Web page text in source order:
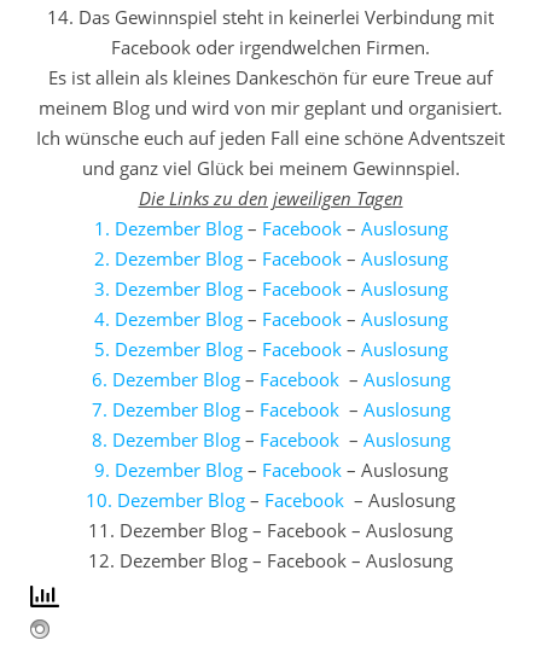
14. Das Gewinnspiel steht in keinerlei Verbindung mit
Facebook oder irgendwelchen Firmen.
Es ist allein als kleines Dankeschön für eure Treue auf
meinem Blog und wird von mir geplant und organisiert.
Ich wünsche euch auf jeden Fall eine schöne Adventszeit
und ganz viel Glück bei meinem Gewinnspiel.
Die Links zu den jeweiligen Tagen
1. Dezember Blog– Facebook– Auslosung
2. Dezember Blog– Facebook– Auslosung
3. Dezember Blog– Facebook – Auslosung
4. Dezember Blog– Facebook – Auslosung
5. Dezember Blog– Facebook– Auslosung
6. Dezember Blog– Facebook– Auslosung
7. Dezember Blog– Facebook– Auslosung
8. Dezember Blog – Facebook– Auslosung
9. Dezember Blog– Facebook – Auslosung
10. Dezember Blog – Facebook – Auslosung
11. Dezember Blog – Facebook – Auslosung
12. Dezember Blog – Facebook – Auslosung